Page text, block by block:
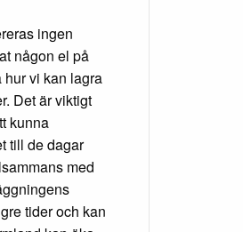
ingen
någon el på
hur vi kan lagra
Det är viktigt
kunna
till de dagar
med
tider och kan